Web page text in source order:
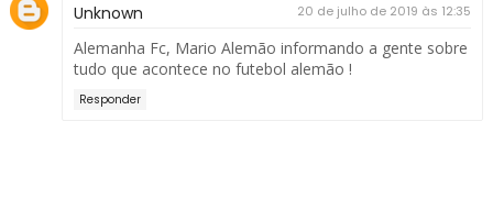
Unknown 20 de julho de 2019 às 12:35
Alemanha Fc, Mario Alemão informando a gente sobre
tudo que acontece no futebol alemão !
Responder